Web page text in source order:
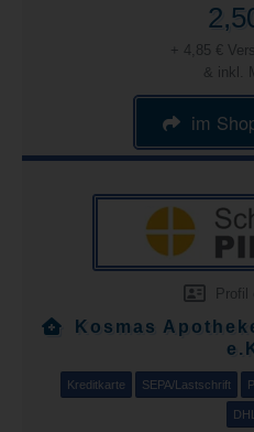
+ 4,85 €
& inkl.
im
Profil
Kosmas
Kreditkarte SEPA/Lastschrift
DHL